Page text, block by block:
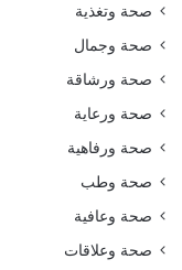
صحة وتغذية
صحة وجمال
صحة ورشاقة
صحة ورعاية
صحة ورفاهية
صحة وطب
صحة وعافية
صحة وعلاقات